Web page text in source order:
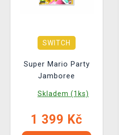
SWITCH
Super Mario Party
Jamboree
Skladem (1ks)
1 399 Kč